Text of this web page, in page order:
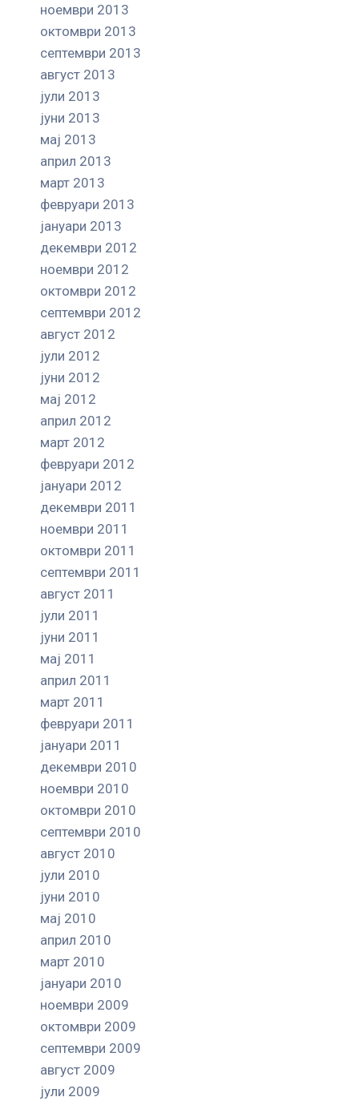
ноември 2013
октомври 2013
септември 2013
август 2013
јули 2013
јуни 2013
мај 2013
април 2013
март 2013
февруари 2013
јануари 2013
декември 2012
ноември 2012
октомври 2012
септември 2012
август 2012
јули 2012
јуни 2012
мај 2012
април 2012
март 2012
февруари 2012
јануари 2012
декември 2011
ноември 2011
октомври 2011
септември 2011
август 2011
јули 2011
јуни 2011
мај 2011
април 2011
март 2011
февруари 2011
јануари 2011
декември 2010
ноември 2010
октомври 2010
септември 2010
август 2010
јули 2010
јуни 2010
мај 2010
април 2010
март 2010
јануари 2010
ноември 2009
октомври 2009
септември 2009
август 2009
јули 2009